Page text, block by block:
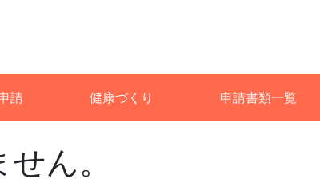
請 健康づくり 申請書類一覧
ん。